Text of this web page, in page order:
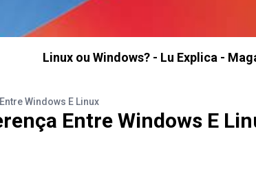
Linux ou Windows? - Lu Explica -
Windows E Linux
Entre Windows E